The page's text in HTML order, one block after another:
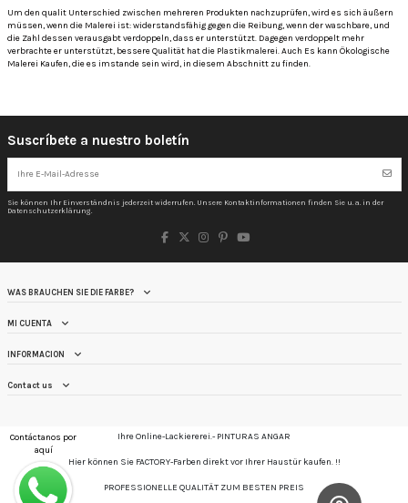
Contáctanos por
aquí
Um den qualit Unterschied zwischen mehreren Produkten nachzuprüfen, wird es sich äußern
müssen, wenn die Malerei ist: widerstandsfähig gegen die Reibung, wenn der waschbare, und
die Zahl dessen verausgabt verdoppeln, dass er unterstützt. Dagegen verdoppelt mehr
verbrachte er unterstützt, bessere Qualität hat die Plastikmalerei. Auch Es kann Ökologische
Malerei Kaufen, die es imstande sein wird, in diesem Abschnitt zu finden.
Suscríbete a nuestro boletín
Sie können Ihr Einverständnis jederzeit widerrufen. Unsere Kontaktinformationen finden Sie u. a. in der
Datenschutzerklärung.
WAS BRAUCHEN SIE DIE FARBE?
MI CUENTA
INFORMACION
Contact us
Ihre Online-Lackiererei.- PINTURAS ANGAR
Hier können Sie FACTORY-Farben direkt vor Ihrer Haustür kaufen. !!
PROFESSIONELLE QUALITÄT ZUM BESTEN PREIS